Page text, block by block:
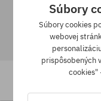
Longboard Landyachtz
Surfing
Súbory
Súbory cookies
webovej
prispôsobených
cookies"